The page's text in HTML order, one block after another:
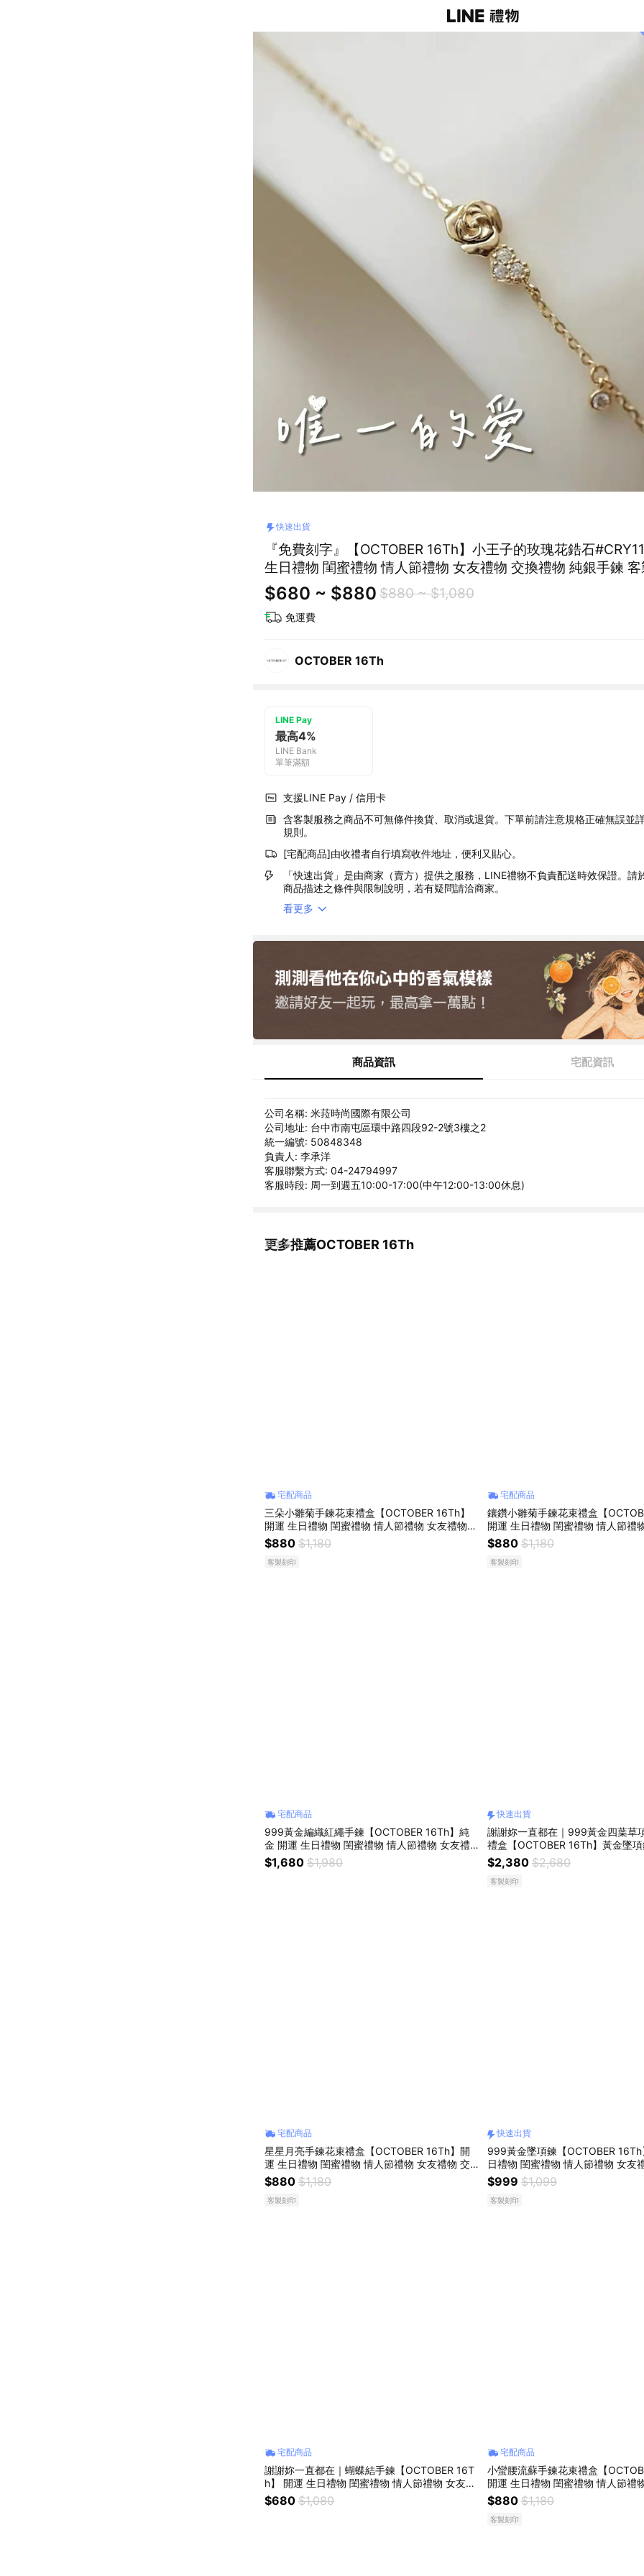
快速出貨
『免費刻字』【OCTOBER 16Th】小王子的玫瑰花鋯石#CRY1132
生日禮物 閨蜜禮物 情人節禮物 女友禮物 交換禮物 純銀手鍊
$680 ~ $880 $880 ~ $1,080
免運費
OCTOBER 16Th
LINE Pay
最高4%
LINE Bank
單筆滿額
支援LINE Pay / 信用卡
含客製服務之商品不可無條件換貨、取消或退貨。下單前請注意規格正確無誤並
規則。
[宅配商品]由收禮者自行填寫收件地址，便利又貼心。
「快速出貨」是由商家（賣方）提供之服務，LINE禮物不負責配送時效保證。請
商品描述之條件與限制說明，若有疑問請洽商家。
看更多
商品資訊 宅配資訊
公司名稱: 米菈時尚國際有限公司
公司地址: 台中市南屯區環中路四段92-2號3樓之2
統一編號: 50848348
負責人: 李承洋
客服聯繫方式: 04-24794997
客服時段: 周一到週五10:00-17:00(中午12:00-13:00休息)
更多推薦OCTOBER 16Th
看更多
宅配商品
三朵小雛菊手鍊花束禮盒【OCTOBER 16Th】
開運 生日禮物 閨蜜禮物 情人節禮物 女友禮物
交換禮物 純銀手鍊 客製化禮物 AUG 6
$880 $1,180
客製刻印
宅配商品
鑲鑽小雛菊手鍊花束禮盒【
開運 生日禮物 閨蜜禮物 情人節禮
交換禮物 純銀手鍊 客製化禮物
$880 $1,180
客製刻印
宅配商品
999黃金編織紅繩手鍊【OCTOBER 16Th】純
金 開運 生日禮物 閨蜜禮物 情人節禮物 女友禮
物 交換禮物 純銀手鍊 客製化禮物
$1,680 $1,980
快速出貨
謝謝妳一直都在｜999黃金四葉草
禮盒【OCTOBER 16Th】黃金墜
立體四葉草母親節 生日禮物 情人節
物 客製化禮MAY 04
$2,380 $2,680
客製刻印
宅配商品
星星月亮手鍊花束禮盒【OCTOBER 16Th】開
運 生日禮物 閨蜜禮物 情人節禮物 女友禮物 交
換禮物 純銀手鍊 客製化禮物 AUG 6
$880 $1,180
客製刻印
快速出貨
999黃金墜項鍊【OCTOBER
日禮物 閨蜜禮物 情人節禮物 女友
客製化禮物NOV14
$999 $1,099
客製刻印
宅配商品
謝謝妳一直都在｜蝴蝶結手鍊【OCTOBER 16T
h】 開運 生日禮物 閨蜜禮物 情人節禮物 女友禮
物 交換禮物 純銀手鍊 客製化禮物 MAY 14
$680 $1,080
宅配商品
小蠻腰流蘇手鍊花束禮盒【
開運 生日禮物 閨蜜禮物 情人節禮
交換禮物 純銀手鍊 客製化禮物
$880 $1,180
客製刻印